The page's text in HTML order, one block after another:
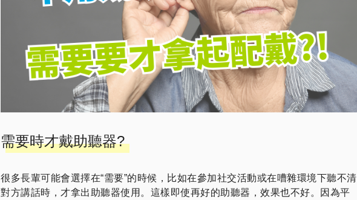
需要時才戴助聽器?
很多長輩可能會選擇在“需要”的時候，比如在參加社交活動或在嘈雜環境下聽不清
對方講話時，才拿出助聽器使用。這樣即使再好的助聽器，效果也不好。因為平